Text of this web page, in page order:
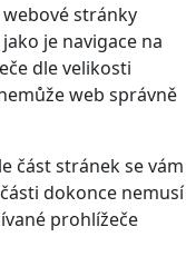
stránky
je navigace na
dle velikosti
web správně
část stránek se vám
dokonce nemusí
prohlížeče